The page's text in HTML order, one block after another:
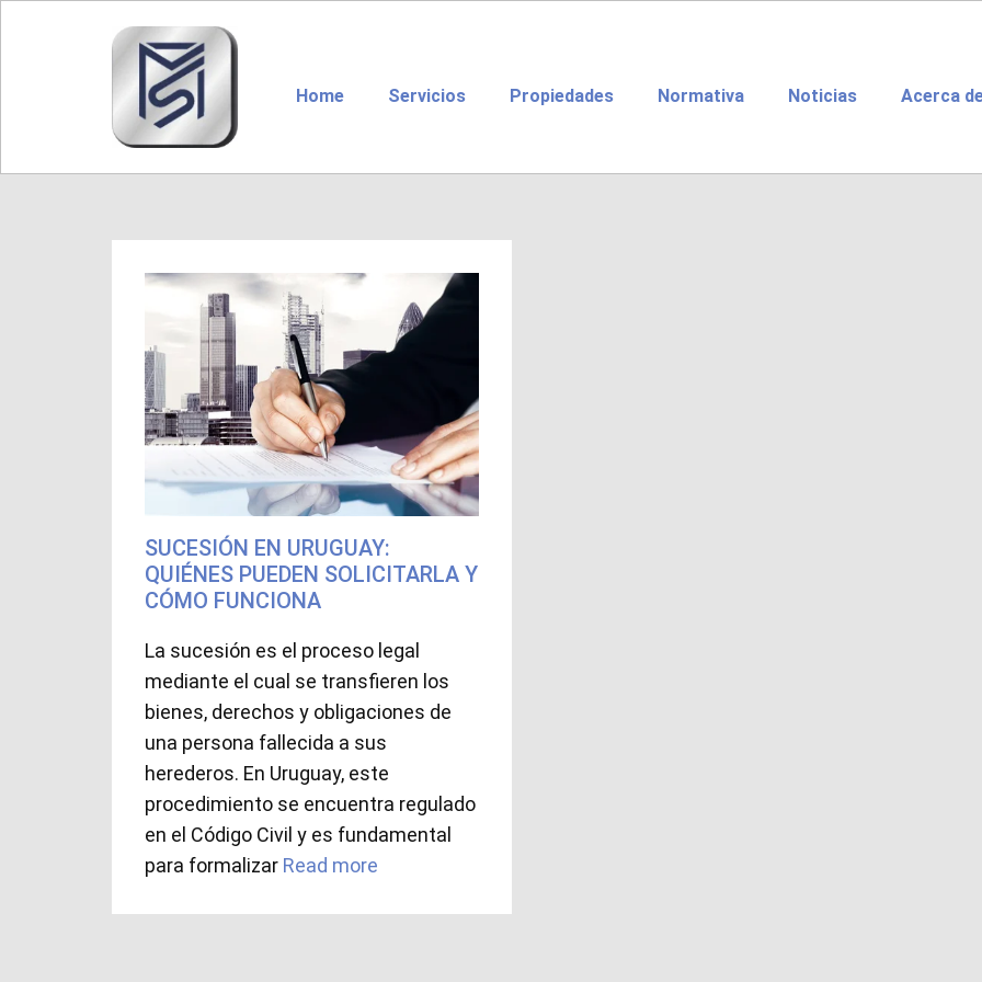
Home Servicios Propiedades Normativa Noticias Acerca
SUCESIÓN EN URUGUAY:
QUIÉNES PUEDEN SOLICITARLA Y
CÓMO FUNCIONA
La sucesión es el proceso legal
mediante el cual se transfieren los
bienes, derechos y obligaciones de
una persona fallecida a sus
herederos. En Uruguay, este
procedimiento se encuentra regulado
en el Código Civil y es fundamental
para formalizar Read more